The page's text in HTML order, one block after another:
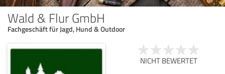
Wald & Flur GmbH
Fachgeschäft für Jagd, Hund & Outdoor
NICHT BEWERTET